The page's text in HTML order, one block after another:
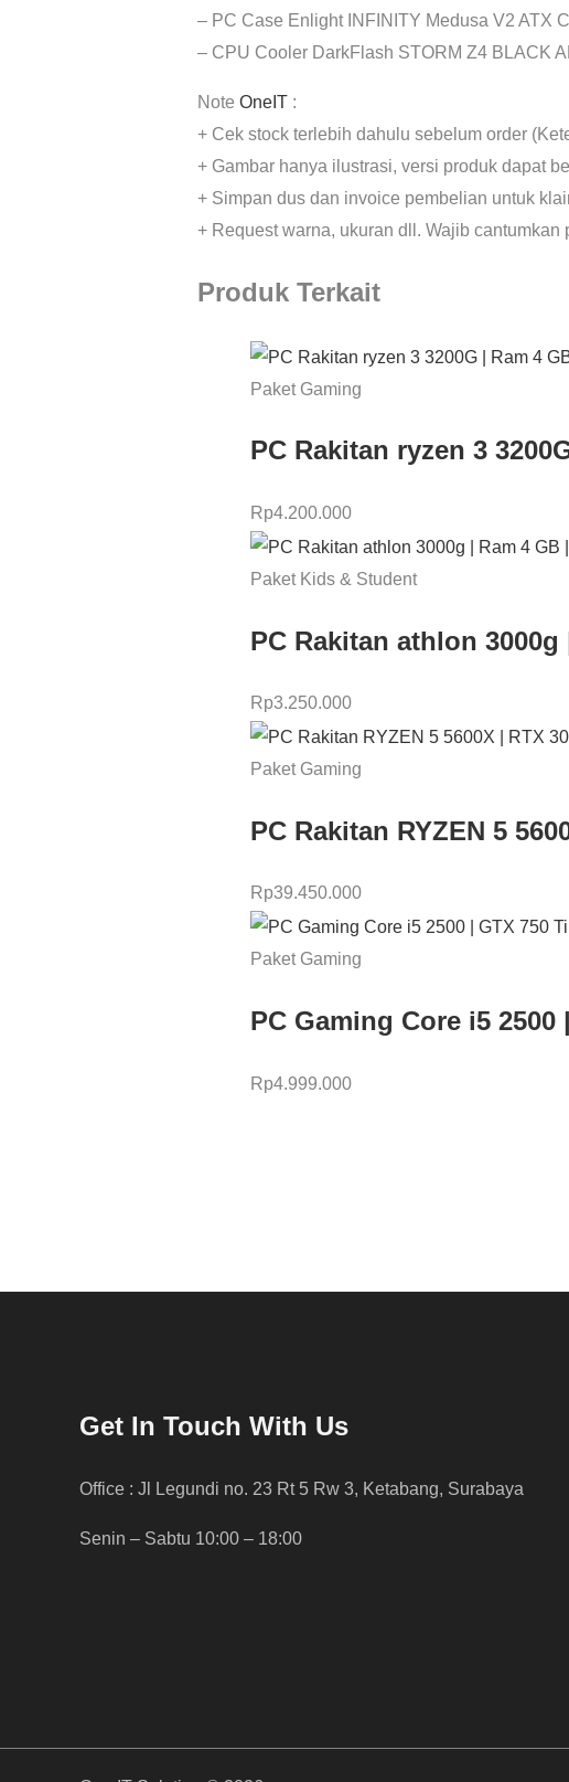
– PC Case Enlight INFINITY Medusa V2 ATX
– CPU Cooler DarkFlash STORM Z4 BLACK
Note OneIT:
+ Cek stock terlebih dahulu sebelum order
+ Gambar hanya ilustrasi, versi produk dapat
+ Simpan dus dan invoice pembelian untuk
+ Request warna, ukuran dll. Wajib
Produk Terkait
Paket Gaming
PC Rakitan ryzen 3
Rp4.200.000
Paket Kids & Student
PC Rakitan athlon 3000g
Rp3.250.000
Paket Gaming
PC Rakitan RYZEN 5
Rp39.450.000
Paket Gaming
PC Gaming Core i5 2500
Rp4.999.000
Get In Touch With Us
Office : Jl Legundi no. 23 Rt 5 Rw 3, Ketabang, Surabaya
Senin – Sabtu 10:00 – 18:00